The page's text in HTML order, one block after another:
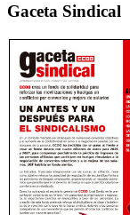
Gaceta Sindical